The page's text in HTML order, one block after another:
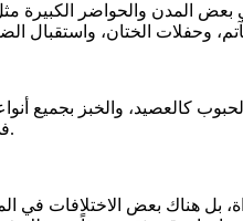
في المناسبات العامة فالرجال هم من يقومون بهذه المهنة.
بل هناك بعض الاختلافات في